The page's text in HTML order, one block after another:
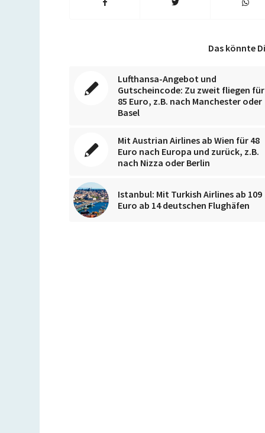
Das könnte
Lufthansa-Angebot und
Gutscheincode: Zu zweit fliegen für
85 Euro, z.B. nach Manchester oder
Basel
Mit Austrian Airlines ab Wien für 48
Euro nach Europa und zurück, z.B.
nach Nizza oder Berlin
Istanbul: Mit Turkish Airlines ab 109
Euro ab 14 deutschen Flughäfen